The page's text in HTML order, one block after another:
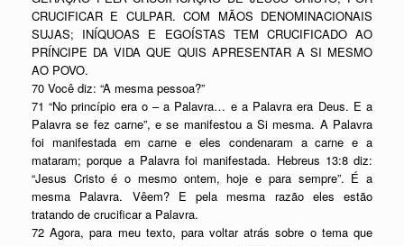
CRUCIFICAR E CULPAR. COM MÃOS DENOMINACIONAIS
SUJAS; INÍQUOAS E EGOÍSTAS TEM CRUCIFICADO AO
PRÍNCIPE DA VIDA QUE QUIS APRESENTAR A SI MESMO
AO POVO.
70 Você diz: “A mesma pessoa?”
71 “No princípio era o – a Palavra… e a Palavra era Deus. E a
Palavra se fez carne”, e se manifestou a Si mesma. A Palavra
foi manifestada em carne e eles condenaram a carne e a
mataram; porque a Palavra foi manifestada. Hebreus 13:8 diz:
“Jesus Cristo é o mesmo ontem, hoje e para sempre”. É a
mesma Palavra. Vêem? E pela mesma razão eles estão
tratando de crucificar a Palavra.
72 Agora, para meu texto, para voltar atrás sobre o tema que